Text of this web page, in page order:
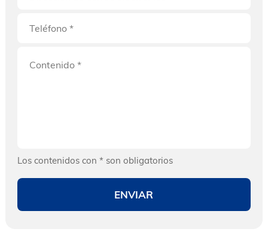
Los contenidos con * son obligatorios